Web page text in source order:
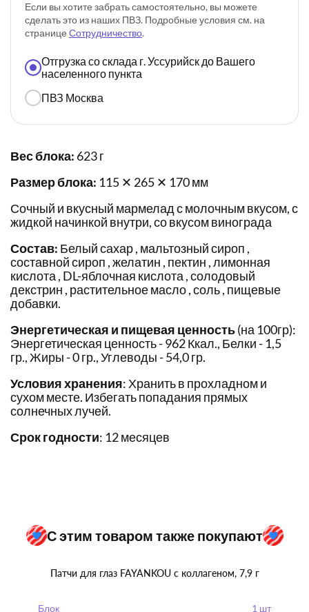
Если вы хотите забрать самостоятельно, вы можете
сделать это из наших ПВЗ. Подробные условия см. на
странице Сотрудничество.
Отгрузка со склада г. Уссурийск до Вашего
населенного пункта
ПВЗ Москва
Вес блока: 623 г
Размер блока: 115 ✕ 265 ✕ 170 мм
Сочный и вкусный мармелад с молочным вкусом, с
жидкой начинкой внутри, со вкусом винограда
Состав: Белый сахар , мальтозный сироп ,
составной сироп , желатин , пектин , лимонная
кислота , DL-яблочная кислота , солодовый
декстрин , растительное масло , соль , пищевые
добавки.
Энергетическая и пищевая ценность(на 100гр):
Энергетическая ценность - 962 Ккал., Белки - 1,5
гр., Жиры - 0 гр., Углеводы - 54,0 гр.
Условия хранения: Хранить в прохладном и
сухом месте. Избегать попадания прямых
солнечных лучей.
Срок годности: 12 месяцев
С этим товаром также покупают
Патчи для глаз FAYANKOU с коллагеном, 7,9 г
Блок 1 шт